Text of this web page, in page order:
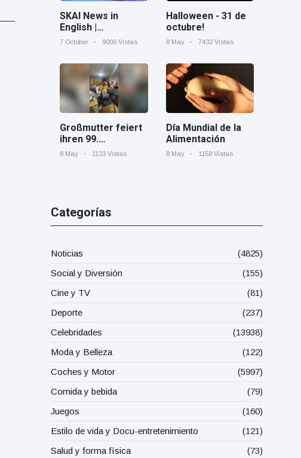
SKAI News in
English |
07/10/2025
7 October 9000 Vistas
Halloween - 31 de
octubre!
8 May 7432 Vistas
Großmutter feiert
ihren 99.
Geburtstag und
8 May 1133 Vistas
Día Mundial de la
Alimentación
8 May 1158 Vistas
Categorías
Noticias
(4825)
Social y Diversión
(155)
Cine y TV
(81)
Deporte
(237)
Celebridades
(13938)
Moda y Belleza
(122)
Coches y Motor
(5997)
Comida y bebida
(79)
Juegos
(160)
Estilo de vida y Docu-entretenimiento
(121)
Salud y forma física
(73)